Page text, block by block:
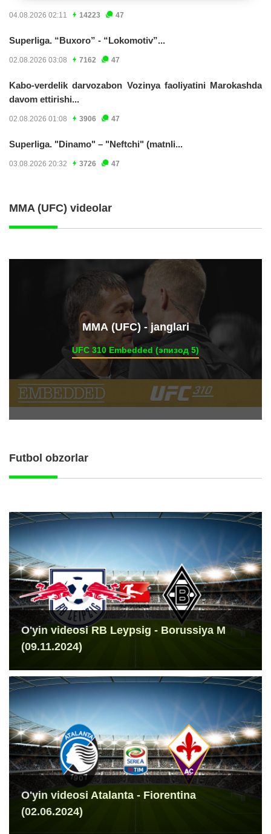
04.08.2026 02:11 14223 47
Superliga. “Buxoro” - “Lokomotiv”...
02.08.2026 03:08 7162 47
Kabo-verdelik darvozabon Vozinya faoliyatini Marokashda
davom ettirishi...
02.08.2026 01:08 3906 47
Superliga. "Dinamo" – "Neftchi" (matnli...
03.08.2026 20:32 3726 47
MMA (UFC) videolar
ММА (UFC) - janglari
UFC 310 Embedded (эпизод 5)
Futbol obzorlar
O'yin videosi RB Leypsig - Borussiya M
(09.11.2024)
O'yin videosi Atalanta - Fiorentina
(02.06.2024)